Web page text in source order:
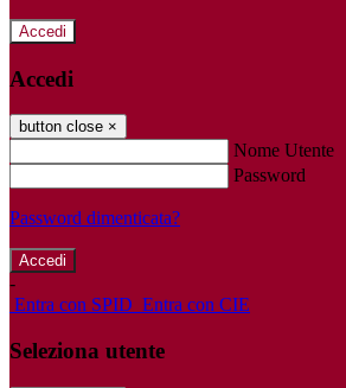
Accedi
Accedi
button close ×
Nome Utente
Password
Password dimenticata?
-
Entra con SPID Entra con CIE
Seleziona utente